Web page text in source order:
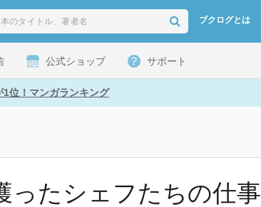
ブクログとは
公式ショップ サポート
位！マンガランキング
ったシェフたちの仕事